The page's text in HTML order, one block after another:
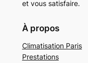
et vous satisfaire.
À propos
Climatisation Paris
Prestations